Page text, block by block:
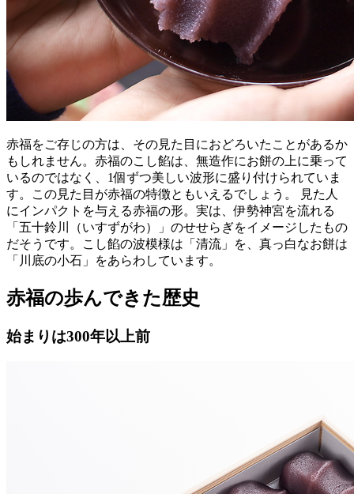
赤福をご存じの方は、その見た目におどろいたことがあるか
もしれません。赤福のこし餡は、無造作にお餅の上に乗って
いるのではなく、1個ずつ美しい波形に盛り付けられていま
す。この見た目が赤福の特徴ともいえるでしょう。 見た人
にインパクトを与える赤福の形。実は、伊勢神宮を流れる
「五十鈴川（いすずがわ）」のせせらぎをイメージしたもの
だそうです。こし餡の波模様は「清流」を、真っ白なお餅は
「川底の小石」をあらわしています。
赤福の歩んできた歴史
始まりは300年以上前